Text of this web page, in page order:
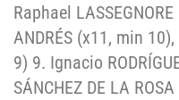
Raphael
ANDRÉS (x11, min
9) 9. Ignacio
SÁNCHEZ DE LA